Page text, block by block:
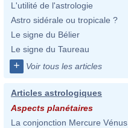
L'utilité de l'astrologie
Astro sidérale ou tropicale ?
Le signe du Bélier
Le signe du Taureau
+ Voir tous les articles
Articles astrologiques
Aspects planétaires
La conjonction Mercure Vénus